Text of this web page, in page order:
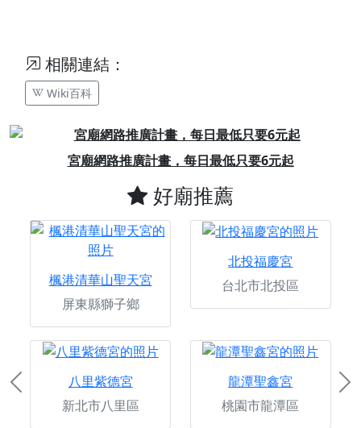
相關連結：
Wiki百科
宮廟網路推廣計畫，每日最低只要6元起
Previous
好廟推薦
楓港清華山聖天宮
屏東縣獅子鄉
北投福慶宮
台北市北投區
八里紫德宮
新北市八里區
龍潭聖鑫宮
桃園市龍潭區
Previous